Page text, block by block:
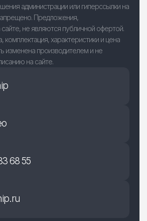
администрации или гиперссылки на
Предложения,
не являются публичной офертой.
комплектация, характеристики и цена
изменена производителем и не
на сайте.
68 55